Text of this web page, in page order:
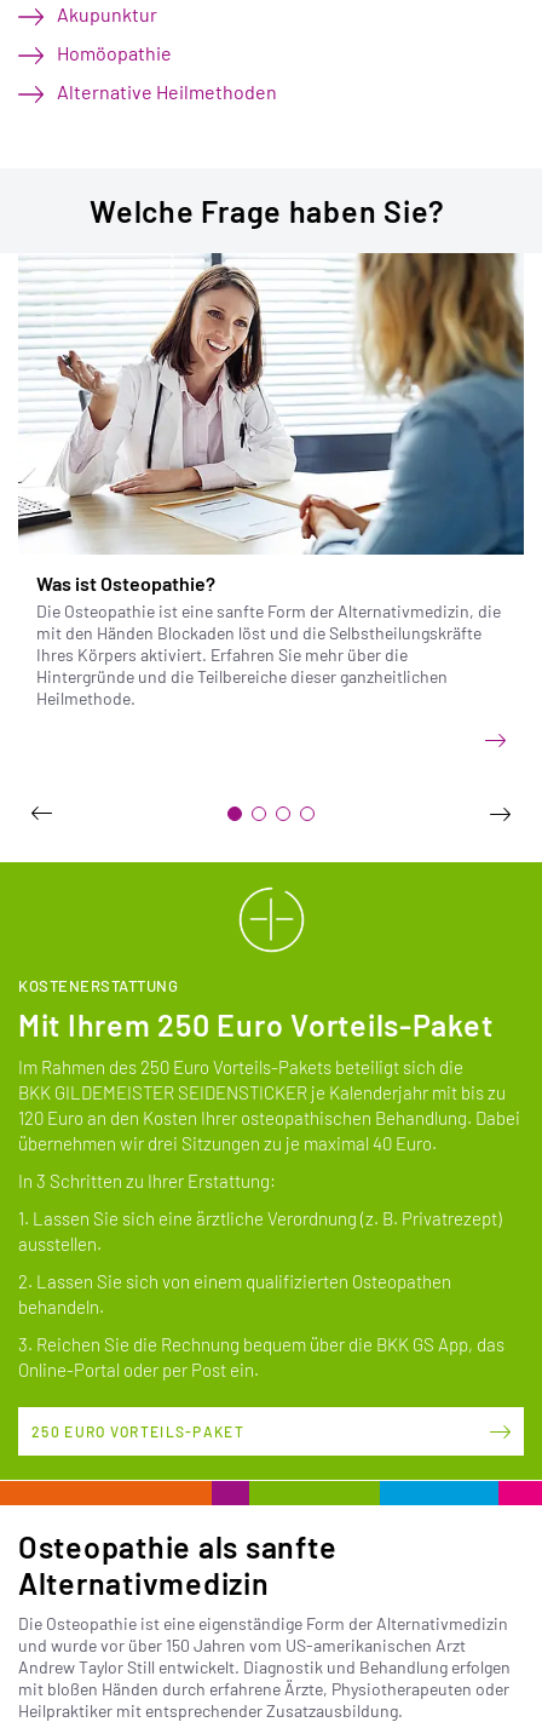
Akupunktur
Homöopathie
Alternative Heilmethoden
Welche Frage haben Sie?
Was ist Osteopathie?
Die Osteopathie ist eine sanfte Form der Alternativmedizin, die
mit den Händen Blockaden löst und die Selbstheilungskräfte
Ihres Körpers aktiviert. Erfahren Sie mehr über die
Hintergründe und die Teilbereiche dieser ganzheitlichen
Heilmethode.
KOSTENERSTATTUNG
Mit Ihrem 250 Euro Vorteils-Paket
Im Rahmen des 250 Euro Vorteils-Pakets beteiligt sich die
BKK GILDEMEISTER SEIDENSTICKER je Kalenderjahr mit bis zu
120 Euro an den Kosten Ihrer osteopathischen Behandlung. Dabei
übernehmen wir drei Sitzungen zu je maximal 40 Euro.
In 3 Schritten zu Ihrer Erstattung:
1. Lassen Sie sich eine ärztliche Verordnung (z. B. Privatrezept)
ausstellen.
2. Lassen Sie sich von einem qualifizierten Osteopathen
behandeln.
3. Reichen Sie die Rechnung bequem über die BKK GS App, das
Online-Portal oder per Post ein.
250 EURO VORTEILS-PAKET
Osteopathie als sanfte
Alternativmedizin
Die Osteopathie ist eine eigenständige Form der Alternativmedizin
und wurde vor über 150 Jahren vom US-amerikanischen Arzt
Andrew Taylor Still entwickelt. Diagnostik und Behandlung erfolgen
mit bloßen Händen durch erfahrene Ärzte, Physiotherapeuten oder
Heilpraktiker mit entsprechender Zusatzausbildung.